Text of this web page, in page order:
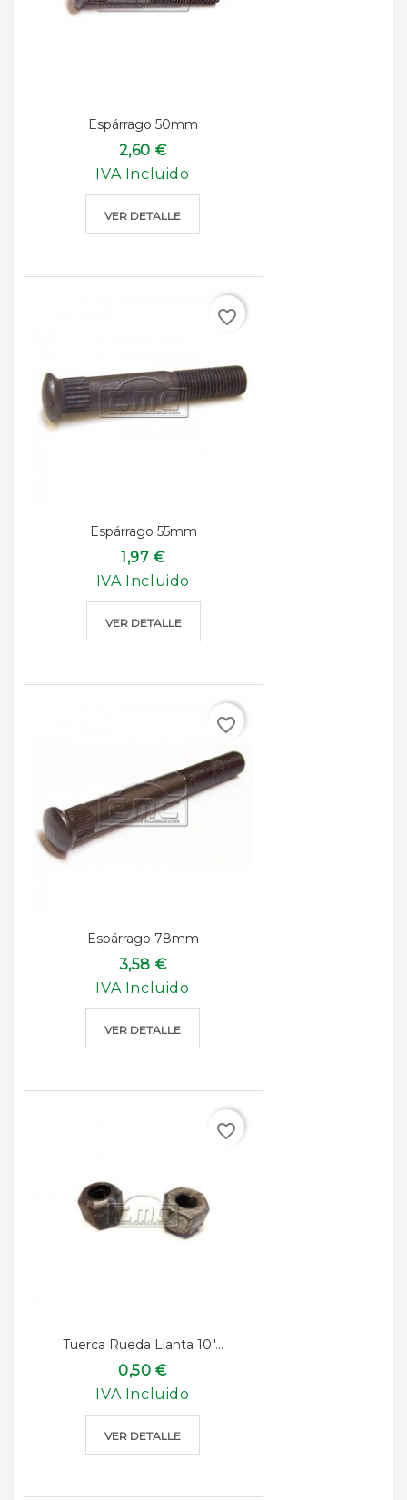
Espárrago 50mm
2,60 €
IVA Incluido
VER DETALLE
Espárrago 55mm
1,97 €
IVA Incluido
VER DETALLE
favorite_border
Espárrago 78mm
3,58 €
IVA Incluido
VER DETALLE
favorite_border
Tuerca Rueda Llanta 10"...
0,50 €
IVA Incluido
VER DETALLE
favorite_border